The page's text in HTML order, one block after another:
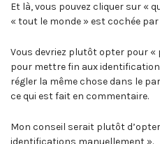
Et là, vous pouvez cliquer sur «
« tout le monde » est cochée
Vous devriez plutôt opter pour «
pour mettre fin aux
régler la même chose dans le
ce qui est fait en commentaire.
Mon conseil serait plutôt
identifications manuellement ».